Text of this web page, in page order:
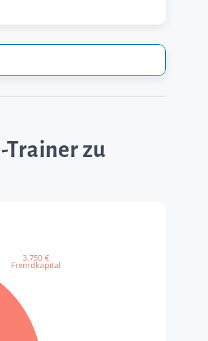
Trainer zu
3.750 €
Fremdkapital